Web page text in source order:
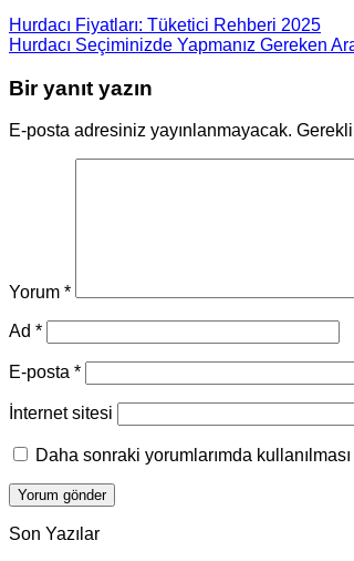
Hurdacı Fiyatları: Tüketici Rehberi 2025
Hurdacı Seçiminizde Yapmanız Gereken
Bir yanıt yazın
E-posta adresiniz yayınlanmayacak.
Yorum *
Ad *
E-posta *
İnternet sitesi
Daha sonraki yorumlarımda
Son Yazılar